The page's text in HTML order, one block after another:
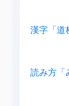
漢字「道
読み方「